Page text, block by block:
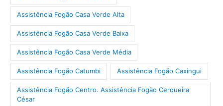
Assistência Fogão Casa Verde Alta
Assistência Fogão Casa Verde Baixa
Assistência Fogão Casa Verde Média
Assistência Fogão Catumbi Assistência Fogão Caxingui
Assistência Fogão Centro. Assistência Fogão Cerqueira
César